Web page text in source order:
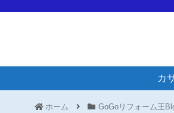
カ
ホーム GoGoリフォーム王